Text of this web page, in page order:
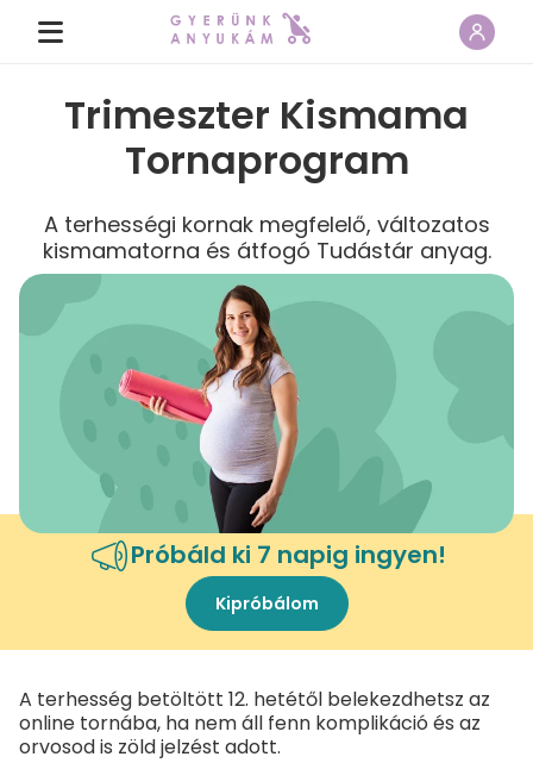
Trimeszter Kismama
Tornaprogram
A terhességi kornak megfelelő, változatos
kismamatorna és átfogó Tudástár anyag.
Próbáld ki 7 napig ingyen!
Kipróbálom
A terhesség betöltött 12. hetétől belekezdhetsz az
online tornába, ha nem áll fenn komplikáció és az
orvosod is zöld jelzést adott.